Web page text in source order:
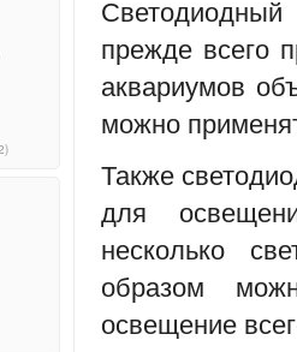
прежде всего
аквариумов
можно
Также
для
несколько
образом
освещение